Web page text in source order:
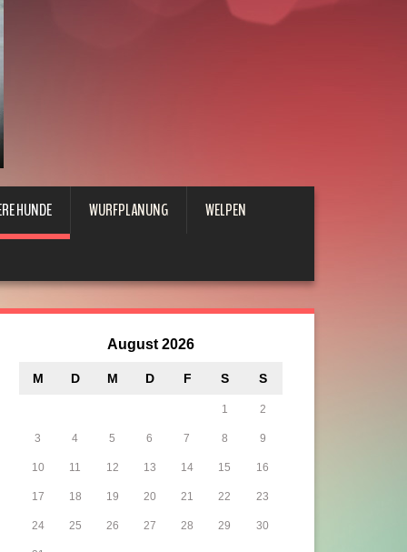
HUNDE WURFPLANUNG WELPEN
August 2026
M D M D F S S
1 2
3 4 5 6 7 8 9
10 11 12 13 14 15 16
17 18 19 20 21 22 23
24 25 26 27 28 29 30